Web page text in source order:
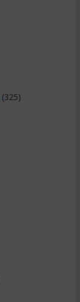
(325)